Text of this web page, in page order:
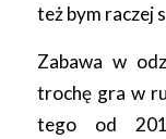
też bym raczej
Zabawa w
trochę gra w
tego od